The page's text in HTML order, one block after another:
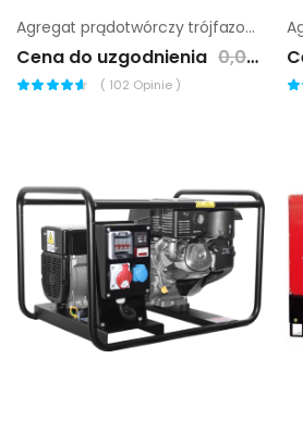
Agregat prądotwórczy trójfazowy Endress ESE 275 VW
Cena do uzgodnienia 0,00 zł
( 102 Opinie )